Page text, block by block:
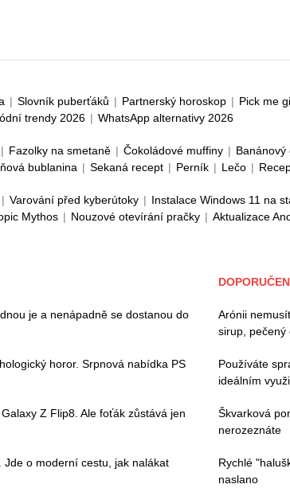
| Slovník puberťáků | Partnerský horoskop | Pick me
trendy 2026 | WhatsApp alternativy 2026
| Fazolky na smetaně | Čokoládové muffiny | Banánový
bublanina | Sekaná recept | Perník | Lečo |
| Varování před kyberútoky | Instalace Windows 11 na
Mythos | Nouzové otevírání pračky | Aktualizace
je a nenápadně se dostanou do
horor. Srpnová nabídka PS
Z Flip8. Ale foťák zůstává jen
o moderní cestu, jak nalákat
Arónii
sirup, pečený
Používáte
ideálním
Škvarková
nerozeznáte
Rychlé
naslano